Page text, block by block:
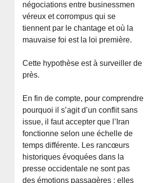
négociations entre businessmen
véreux et corrompus qui se
tiennent par le chantage et où la
mauvaise foi est la loi première.
Cette hypothèse est à surveiller de
près.
En fin de compte, pour comprendre
pourquoi il s’agit d’un conflit sans
issue, il faut accepter que l’Iran
fonctionne selon une échelle de
temps différente. Les rancœurs
historiques évoquées dans la
presse occidentale ne sont pas
des émotions passagères ; elles